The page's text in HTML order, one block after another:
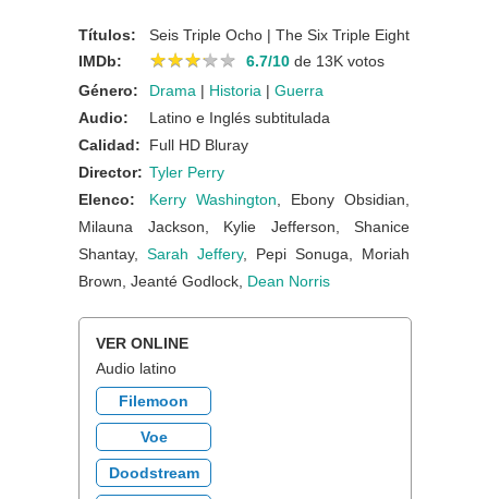
Títulos:
Seis Triple Ocho | The Six Triple Eight
IMDb:
★★★★★
★★★★★ 6.7/10 de 13K votos
Género:
Drama | Historia | Guerra
Audio:
Latino e Inglés subtitulada
Calidad:
Full HD Bluray
Director: Tyler Perry
Elenco:
Kerry Washington , Ebony Obsidian,
Milauna Jackson, Kylie Jefferson, Shanice
Shantay, Sarah Jeffery, Pepi Sonuga, Moriah
Brown, Jeanté Godlock, Dean Norris
VER ONLINE
Audio latino
Filemoon
Voe
Doodstream